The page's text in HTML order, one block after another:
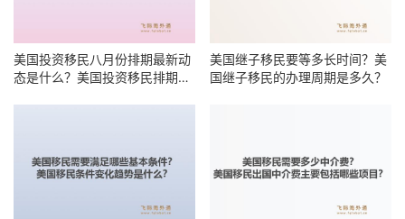
美国投资移民八月份排期最新动
态是什么？美国投资移民排期何
美国继子移民要等多长时间？美
国继子移民的办理周期是多久？